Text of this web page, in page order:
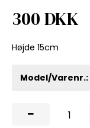
300 DKK
Højde 15cm
Model/Varenr.: